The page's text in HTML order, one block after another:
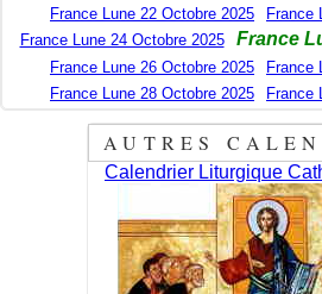
France Lune 22 Octobre 2025
France
France Lune 24 Octobre 2025
France
France Lune 26 Octobre 2025
France
France Lune 28 Octobre 2025
France
AUTRES
Calendrier Liturgique